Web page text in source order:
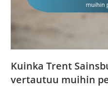
Kuinka Trent
vertautuu muihin